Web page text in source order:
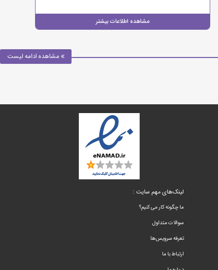
مشاهده اطلاعات بیشتر
مشاهده ادامه لیست
لینک‌های مهم سایت :
ما چگونه کار می کنیم؟
سوالات متداول
تعرفه سرویس‌ها
ارتباط با ما